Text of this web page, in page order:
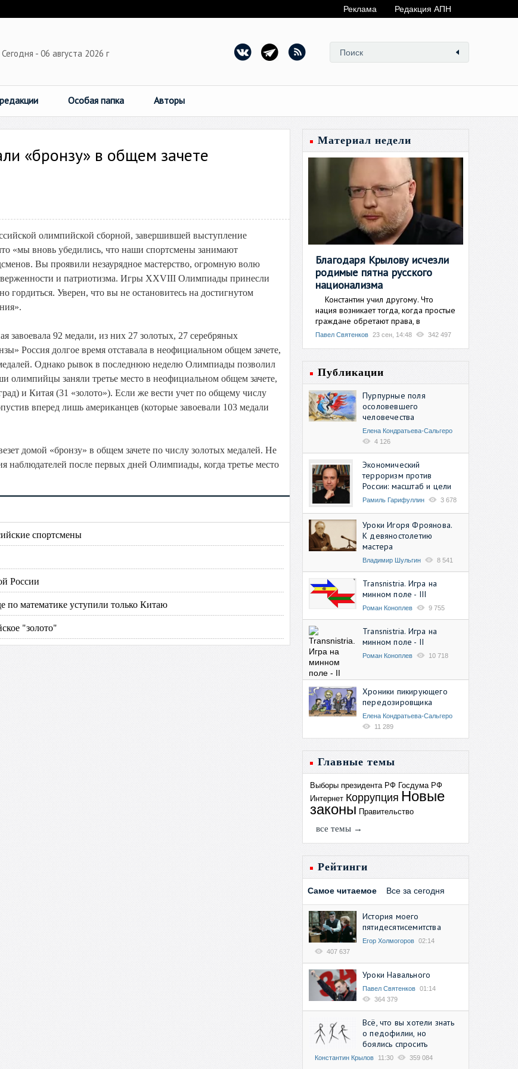
Реклама Редакция АПН
Сегодня - 06 августа 2026 г
Особая папка Авторы
«бронзу» в общем зачете
олимпийской сборной, завершившей выступление
«мы вновь убедились, что наши спортсмены занимают
Вы проявили незаурядное мастерство, огромную волю
и патриотизма. Игры XXVIII Олимпиады принесли
Уверен, что вы не остановитесь на достигнутом
92 медали, из них 27 золотых, 27 серебряных
Россия долгое время отставала в неофициальном общем зачете,
Однако рывок в последнюю неделю Олимпиады позволил
олимпийцы заняли третье место в неофициальном общем зачете,
и Китая (31 «золото»). Если же вести учет по общему числу
вперед лишь американцев (которые завоевали 103 медали
домой «бронзу» в общем зачете по числу золотых медалей. Не
наблюдателей после первых дней Олимпиады, когда третье место
спортсмены
России
математике уступили только Китаю
"золото"
Материал недели
Благодаря Крылову исчезли
родимые пятна русского
национализма
Константин учил другому. Что
нация возникает тогда, когда простые
граждане обретают права, в
Павел Святенков 23 сен, 14:48 342 497
Публикации
Пурпурные поля
осоловевшего
человечества
Елена Кондратьева-Сальгеро
4 126
Экономический
терроризм против
России: масштаб и цели
Рамиль Гарифуллин 3 678
Уроки Игоря Фроянова.
К девяностолетию
мастера
Владимир Шульгин 8 541
Transnistria. Игра на
минном поле - III
Роман Коноплев 9 755
Transnistria. Игра на
минном поле - II
Роман Коноплев 10 718
Хроники пикирующего
передозировщика
Елена Кондратьева-Сальгеро
11 289
Главные темы
Выборы президента РФ Госдума РФ
Интернет Коррупция Новые
законы Правительство
все темы →
Рейтинги
Самое читаемое Все за сегодня
История моего
пятидесятисемитства
Егор Холмогоров 02:14
407 637
Уроки Навального
Павел Святенков 01:14
364 379
Всё, что вы хотели знать
о педофилии, но
боялись спросить
Константин Крылов 11:30 359 084